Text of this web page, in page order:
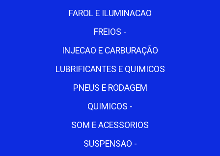
FAROL E ILUMINACAO
FREIOS -
INJECAO E CARBURAÇÃO
LUBRIFICANTES E QUIMICOS
PNEUS E RODAGEM
QUIMICOS -
SOM E ACESSORIOS
SUSPENSAO -